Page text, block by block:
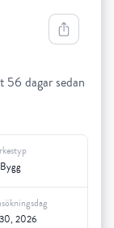
56 dagar sedan
Bygg
2026